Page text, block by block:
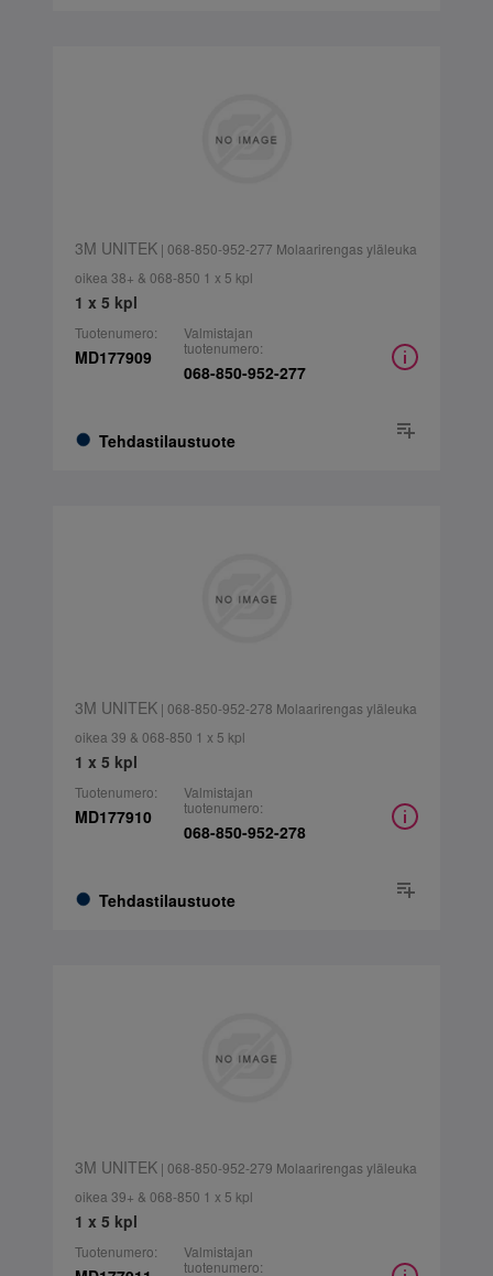
3M UNITEK| 068-850-952-277 Molaarirengas yläleuka
oikea 38+ & 068-850 1 x 5 kpl
1 x 5 kpl
Tuotenumero:
MD177909
Tehdastilaustuote
Valmistajan
tuotenumero:
068-850-952-277
3M UNITEK| 068-850-952-278 Molaarirengas yläleuka
oikea 39 & 068-850 1 x 5 kpl
1 x 5 kpl
Tuotenumero:
MD177910
Tehdastilaustuote
Valmistajan
tuotenumero:
068-850-952-278
3M UNITEK| 068-850-952-279 Molaarirengas yläleuka
oikea 39+ & 068-850 1 x 5 kpl
1 x 5 kpl
Tuotenumero:
Valmistajan
tuotenumero: